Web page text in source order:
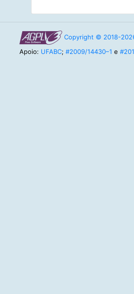
Copyright © 2018-
Apoio: UFABC; #2009/14430–1 e